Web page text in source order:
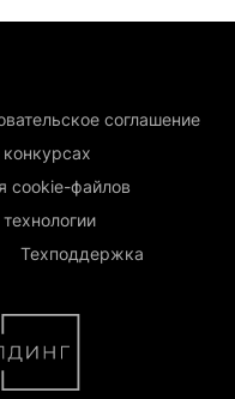
соглашение
cookie-файлов
Техподдержка